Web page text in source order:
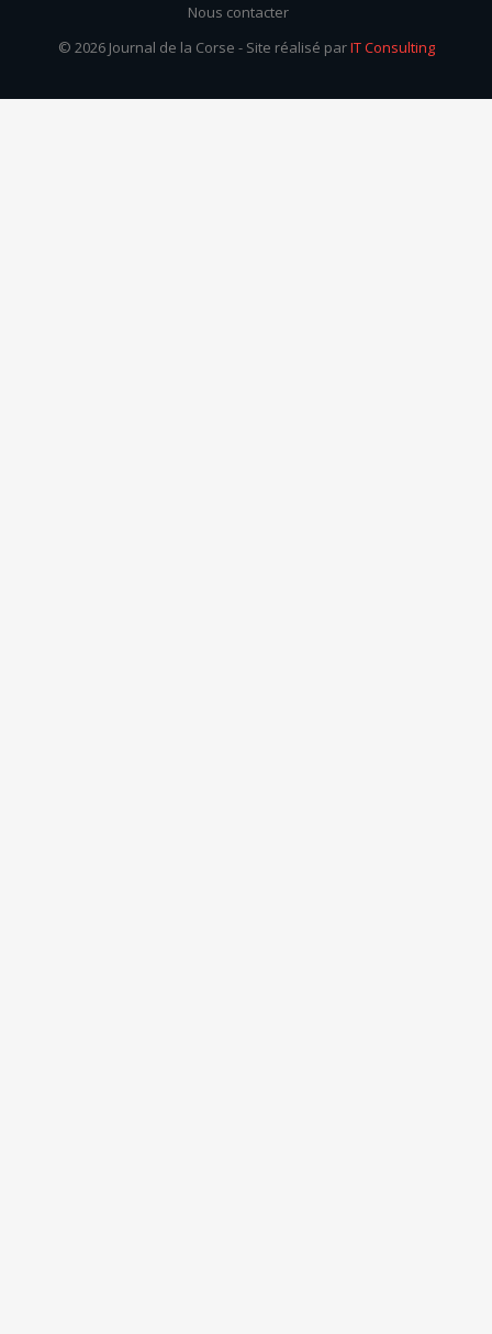
Nous contacter
© 2026 Journal de la Corse - Site réalisé parIT Consulting